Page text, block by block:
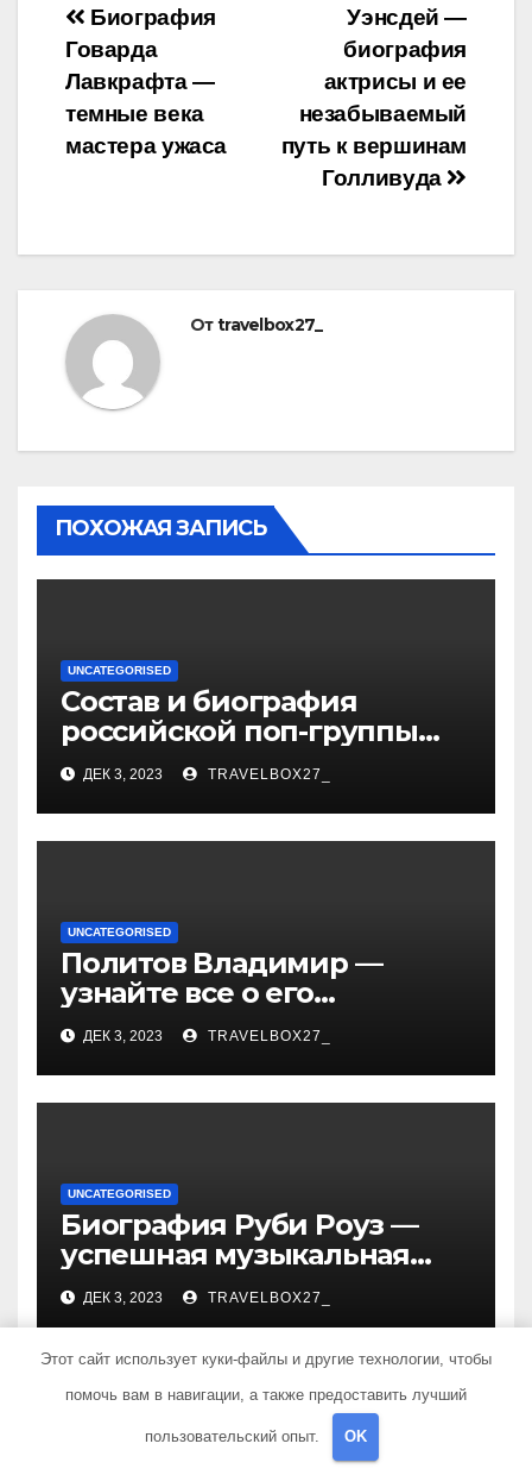
Навигация
по
записям
Уэнсдей —
биография
актрисы и ее
незабываемый
путь к вершинам
Голливуда
Биография
Говарда
Лавкрафта —
темные века
мастера ужаса
Отtravelbox27_
ПОХОЖАЯ ЗАПИСЬ
UNCATEGORISED
Состав и биография
российской поп-группы
«Иванушки интернешнл»
— история успеха, музыка
и судьбы участников
ДЕК 3, 2023 TRAVELBOX27_
UNCATEGORISED
Политов Владимир —
узнайте все о его
биографии, возрасте и
впечатляющих
достижениях!
ДЕК 3, 2023 TRAVELBOX27_
UNCATEGORISED
Биография Руби Роуз —
успешная музыкальная
карьера, личная жизнь и
знаковые достижения
ДЕК 3, 2023 TRAVELBOX27_
Добавить комментарий
Этот сайт использует куки-файлы и другие технологии, чтобы
помочь вам в навигации, а также предоставить лучший
пользовательский опыт. OK